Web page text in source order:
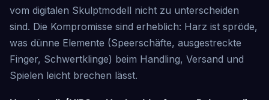
vom digitalen Skulptmodell nicht zu unterscheiden
sind. Die Kompromisse sind erheblich: Harz ist spröde,
was dünne Elemente (Speerschäfte, ausgestreckte
Finger, Schwertklinge) beim Handling, Versand und
Spielen leicht brechen lässt.